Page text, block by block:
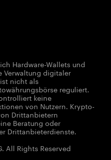
Hardware-Wallets und
Verwaltung digitaler
nicht als
reguliert.
keine
von Nutzern. Krypto-
Drittanbietern
Beratung oder
Drittanbieterdienste.